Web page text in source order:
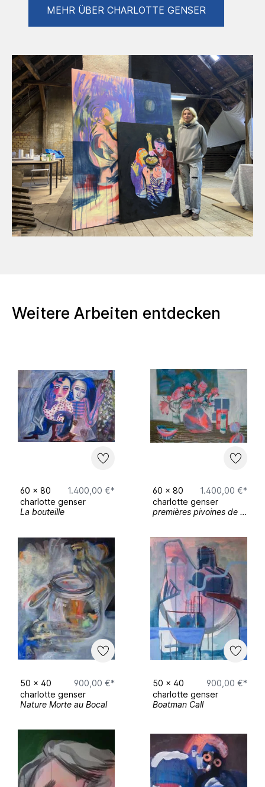
EXHIBITIONS
COMMING IN 2024 - group show with
artists from Paris and Leipzig. Will be
exhibited in both citys.
OCT 2023 "Lit Clit" - Duo show with
Franziska Koch - No Parents at
Similde,Leipzig
JUN 2023 "May I sit" - Group exhibition -
SOX,Berlin
APR 2023 "In Between" - Group
exhibition - Halle 14,Leipzig
MEHR ÜBER CHARLOTTE GENSER
Weitere Arbeiten entdecken
60 x 80
1.400,00 €*
charlotte genser
La bouteille
60 x 80
1.400,00 €*
charlotte genser
premières pivoines de 2026
50 x 40
900,00 €*
charlotte genser
Nature Morte au Bocal
50 x 40
900,00 €*
charlotte genser
Boatman Call